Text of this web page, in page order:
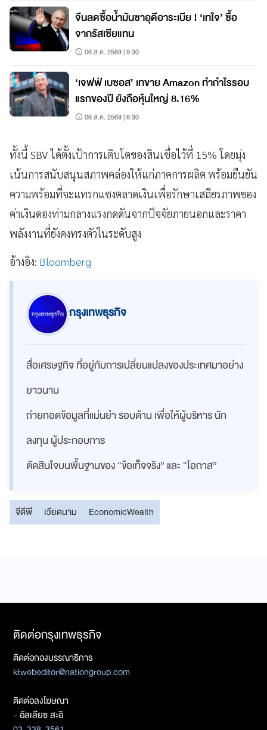
จีนลดซื้อน้ำมันซาอุดีอาระเบีย ! ‘เทใจ’ ซื้อ
จากรัสเซียแทน
06 ส.ค. 2569 | 9:30
‘เจฟฟ์ เบซอส’ เทขาย Amazon ทำกำไรรอบ
แรกของปี ยังถือหุ้นใหญ่ 8.16%
06 ส.ค. 2569 | 8:30
ทั้งนี้ SBV ได้ตั้งเป้าการเติบโตของสินเชื่อไว้ที่ 15% โดยมุ่ง
เน้นการสนับสนุนสภาพคล่องให้แก่ภาคการผลิต พร้อมยืนยัน
ความพร้อมที่จะแทรกแซงตลาดเงินเพื่อรักษาเสถียรภาพของ
ค่าเงินดองท่ามกลางแรงกดดันจากปัจจัยภายนอกและราคา
พลังงานที่ยังคงทรงตัวในระดับสูง
อ้างอิง: Bloomberg
กรุงเทพธุรกิจ
สื่อเศรษฐกิจ ที่อยู่กับการเปลี่ยนแปลงของประเทศมาอย่าง
ยาวนาน
ถ่ายทอดข้อมูลที่แม่นยำ รอบด้าน เพื่อให้ผู้บริหาร นัก
ลงทุน ผู้ประกอบการ
ตัดสินใจบนพื้นฐานของ “ข้อเท็จจริง” และ “โอกาส”
จีดีพี เวียดนาม EconomicWealth
ติดต่อกรุงเทพธุรกิจ
ติดต่อกองบรรณาธิการ
ktwebeditor@nationgroup.com
ติดต่อลงโฆษณา
- อัลเลียซ สะอิ